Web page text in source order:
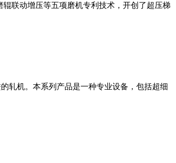
联动增压等五项磨机专利技术，开创了超压梯
轧机。本系列产品是一种专业设备，包括超细